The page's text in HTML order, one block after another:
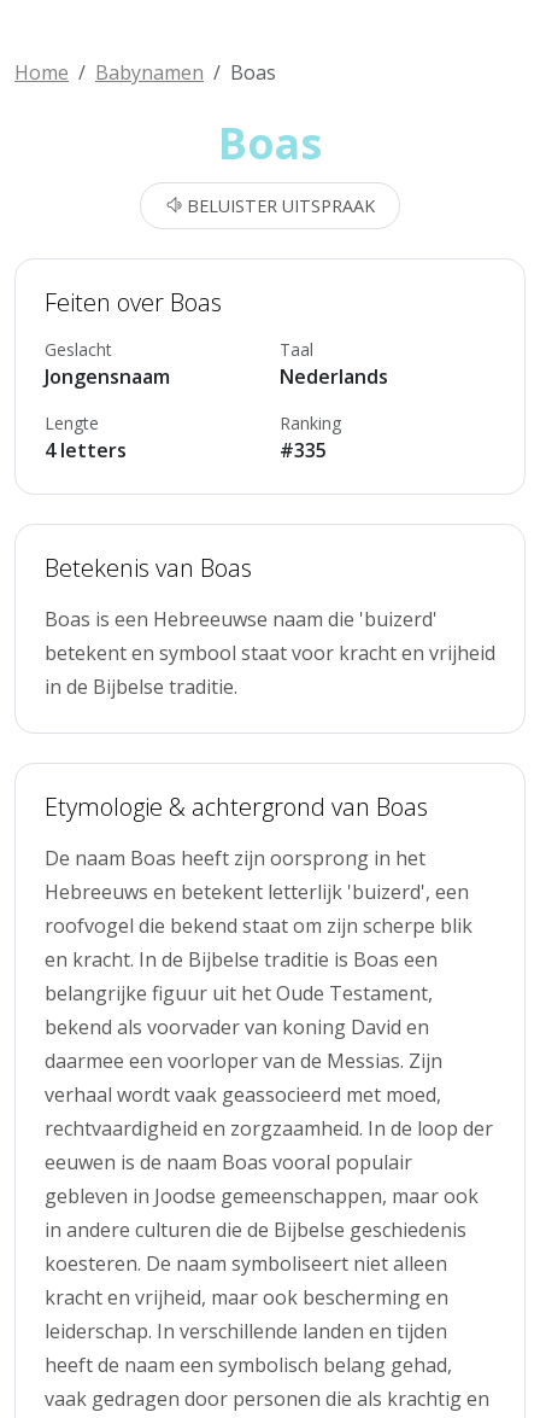
Home Babynamen Boas
Boas
BELUISTER UITSPRAAK
Feiten over Boas
Geslacht
Jongensnaam
Taal
Nederlands
Lengte
4 letters
Ranking
#335
Betekenis van Boas
Boas is een Hebreeuwse naam die 'buizerd'
betekent en symbool staat voor kracht en vrijheid
in de Bijbelse traditie.
Etymologie & achtergrond van Boas
De naam Boas heeft zijn oorsprong in het
Hebreeuws en betekent letterlijk 'buizerd', een
roofvogel die bekend staat om zijn scherpe blik
en kracht. In de Bijbelse traditie is Boas een
belangrijke figuur uit het Oude Testament,
bekend als voorvader van koning David en
daarmee een voorloper van de Messias. Zijn
verhaal wordt vaak geassocieerd met moed,
rechtvaardigheid en zorgzaamheid. In de loop der
eeuwen is de naam Boas vooral populair
gebleven in Joodse gemeenschappen, maar ook
in andere culturen die de Bijbelse geschiedenis
koesteren. De naam symboliseert niet alleen
kracht en vrijheid, maar ook bescherming en
leiderschap. In verschillende landen en tijden
heeft de naam een symbolisch belang gehad,
vaak gedragen door personen die als krachtig en